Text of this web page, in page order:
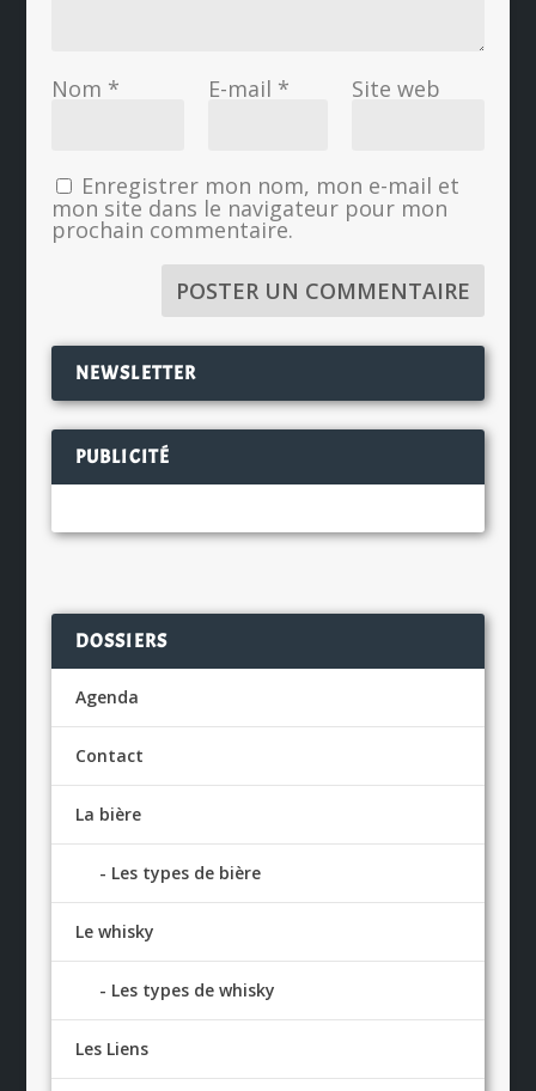
Nom * E-mail * Site web
Enregistrer mon nom, mon e-mail et
mon site dans le navigateur pour mon
prochain commentaire.
NEWSLETTER
PUBLICITÉ
DOSSIERS
Agenda
Contact
La bière
Les types de bière
Le whisky
Les types de whisky
Les Liens